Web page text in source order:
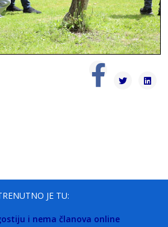
JE TU:
i nema članova online